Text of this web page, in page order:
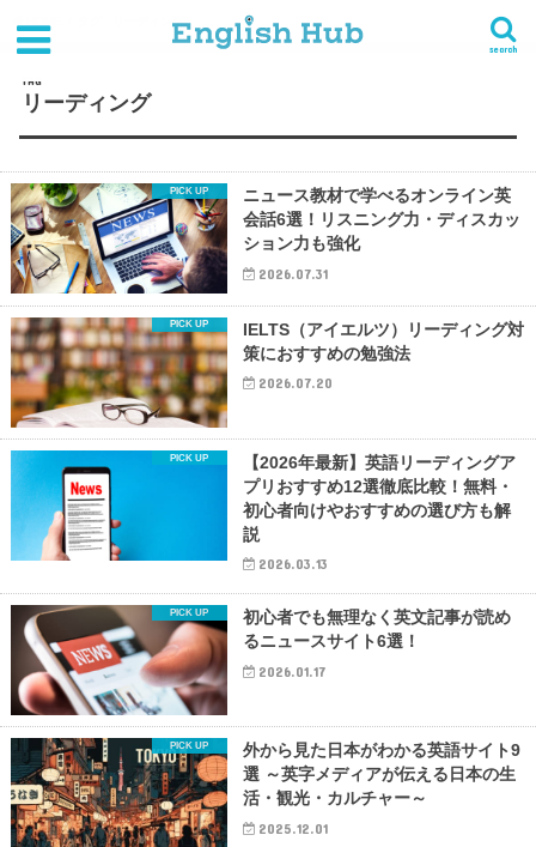
search
タグ : リーディング
TAG
リーディング
ニュース教材で学べるオンライン英
会話6選！リスニング力・ディスカッ
ション力も強化
2026.07.31
IELTS（アイエルツ）リーディング対
策におすすめの勉強法
2026.07.20
【2026年最新】英語リーディングア
プリおすすめ12選徹底比較！無料・
初心者向けやおすすめの選び方も解
説
2026.03.13
初心者でも無理なく英文記事が読め
るニュースサイト6選！
2026.01.17
外から見た日本がわかる英語サイト9
選 ～英字メディアが伝える日本の生
活・観光・カルチャー～
2025.12.01